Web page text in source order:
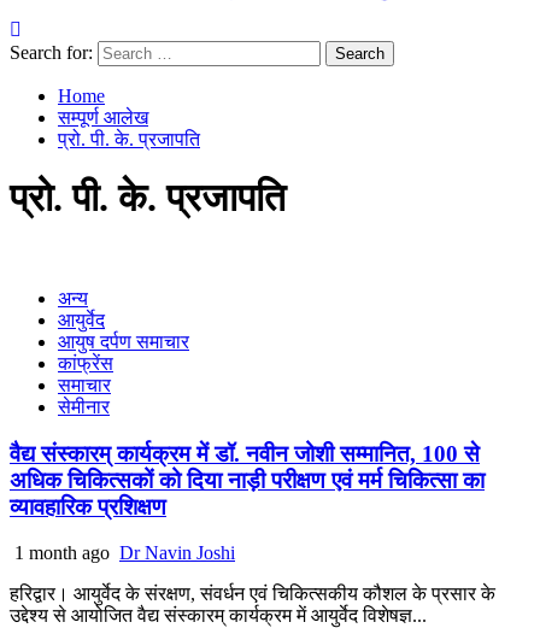
Search for:
Home
सम्पूर्ण आलेख
प्रो. पी. के. प्रजापति
प्रो. पी. के. प्रजापति
अन्य
आयुर्वेद
आयुष दर्पण समाचार
कांफ्रेंस
समाचार
सेमीनार
वैद्य संस्कारम् कार्यक्रम में डॉ. नवीन जोशी सम्मानित, 100 से
अधिक चिकित्सकों को दिया नाड़ी परीक्षण एवं मर्म चिकित्सा का
व्यावहारिक प्रशिक्षण
1 month ago Dr Navin Joshi
हरिद्वार। आयुर्वेद के संरक्षण, संवर्धन एवं चिकित्सकीय कौशल के प्रसार के
उद्देश्य से आयोजित वैद्य संस्कारम् कार्यक्रम में आयुर्वेद विशेषज्ञ...